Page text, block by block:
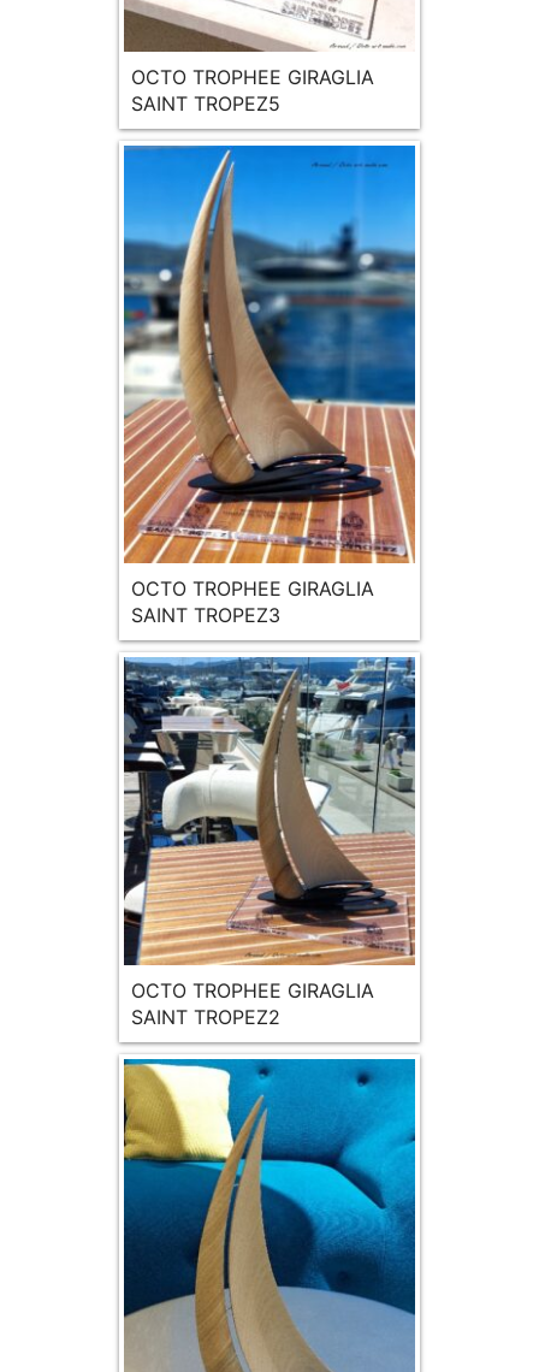
OCTO TROPHEE GIRAGLIA
SAINT TROPEZ5
OCTO TROPHEE GIRAGLIA
SAINT TROPEZ3
OCTO TROPHEE GIRAGLIA
SAINT TROPEZ2